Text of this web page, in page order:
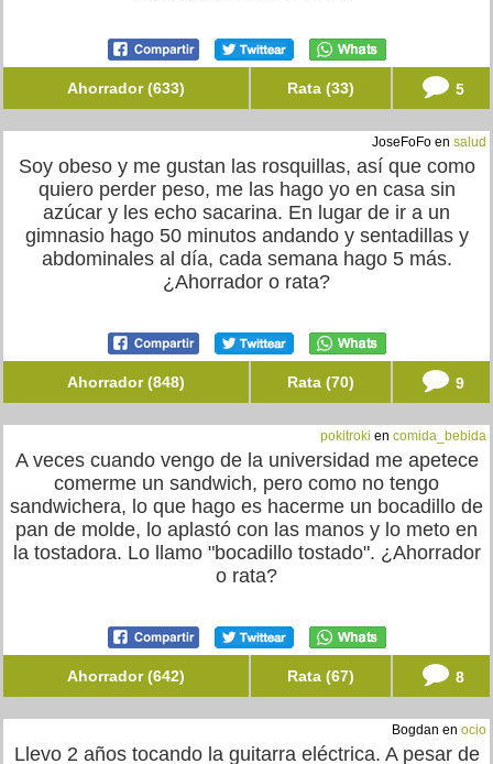
Ahorrador (633) Rata (33) 5
JoseFoFo en salud
Soy obeso y me gustan las rosquillas, así que como
quiero perder peso, me las hago yo en casa sin
azúcar y les echo sacarina. En lugar de ir a un
gimnasio hago 50 minutos andando y sentadillas y
abdominales al día, cada semana hago 5 más.
¿Ahorrador o rata?
Ahorrador (848) Rata (70) 9
pokitroki en comida_bebida
A veces cuando vengo de la universidad me apetece
comerme un sandwich, pero como no tengo
sandwichera, lo que hago es hacerme un bocadillo de
pan de molde, lo aplastó con las manos y lo meto en
la tostadora. Lo llamo "bocadillo tostado". ¿Ahorrador
o rata?
Ahorrador (642) Rata (67) 8
Bogdan en ocio
Llevo 2 años tocando la guitarra eléctrica. A pesar de